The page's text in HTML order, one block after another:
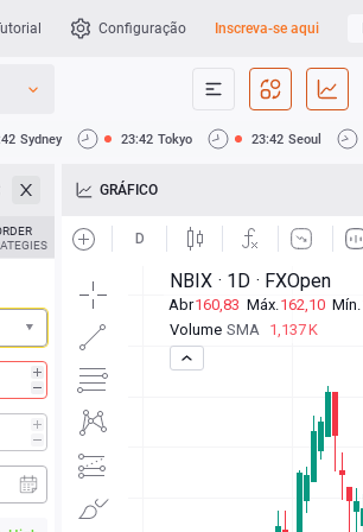
Configuração Inscreva-se aqui
Sydney 23:42 Tokyo 23:42 Seoul
GRÁFICO